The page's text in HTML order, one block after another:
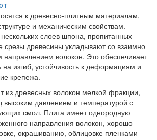
к древесно-плитным материалам,
и механическим свойствам.
слоев шпона, пропитанных
срезы древесины укладывают со взаимно
волокон. Это обеспечивает
на изгиб, устойчивость к деформациям и
крепежа.
из древесных волокон мелкой фракции,
высоким давлением и температурой с
смол. Плита имеет однородную
направления волокон, хорошо
окрашиванию, облицовке пленками